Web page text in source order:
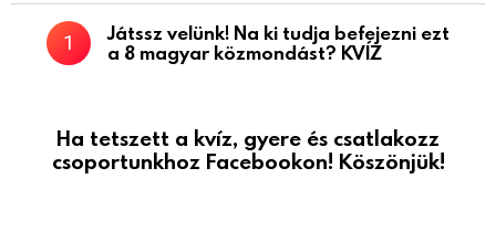
Játssz velünk! Na ki tudja befejezni ezt
a 8 magyar közmondást? KVÍZ
Ha tetszett a kvíz, gyere és csatlakozz
csoportunkhoz Facebookon! Köszönjük!